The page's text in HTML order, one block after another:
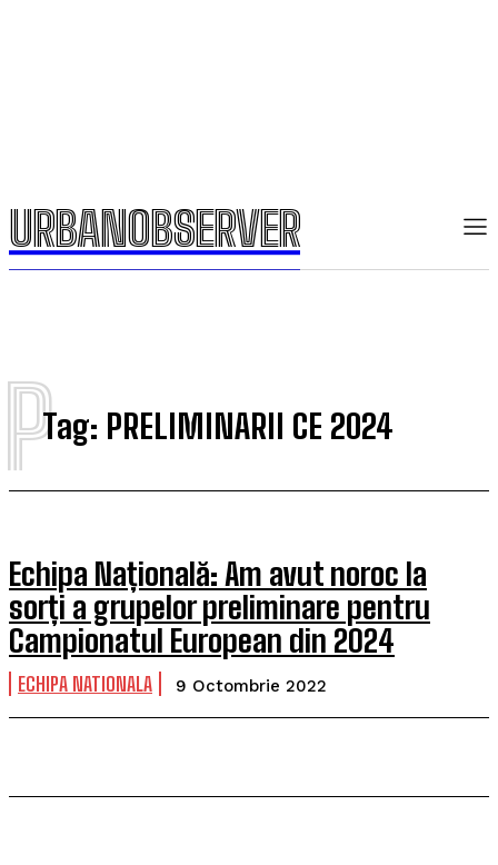
URBANOBSERVER
URBANOBSERVER
Tag: PRELIMINARII CE 2024
P
Echipa Națională: Am avut noroc la
sorți a grupelor preliminare pentru
Campionatul European din 2024
ECHIPA NATIONALA 9 Octombrie 2022